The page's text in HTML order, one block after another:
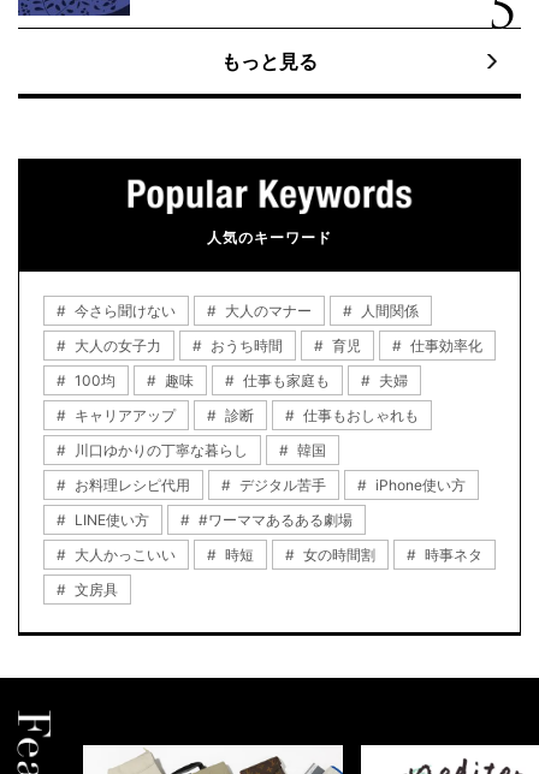
もっと見る
人気のキーワード
今さら聞けない 大人のマナー
人間関係
大人の女子力
おうち時間 育児
仕事効率化
100均
趣味 仕事も家庭も
夫婦
キャリアアップ
診断
仕事もおしゃれも
川口ゆかりの丁寧な暮らし
韓国
お料理レシピ代用
デジタル苦手
iPhone使い方
LINE使い方
#ワーママあるある劇場
大人かっこいい
時短 女の時間割
時事ネタ
文房具